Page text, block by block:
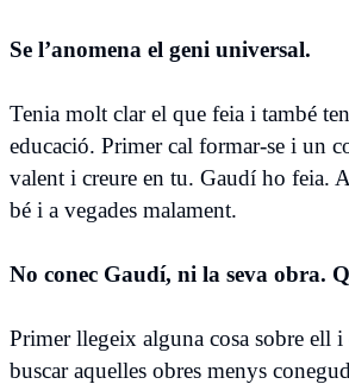
Se l’anomena el geni universal.
Tenia molt clar el que feia i també
educació. Primer cal formar-se i un
valent i creure en tu. Gaudí ho feia.
bé i a vegades malament.
No conec Gaudí, ni la seva obra.
Primer llegeix alguna cosa sobre ell i
buscar aquelles obres menys